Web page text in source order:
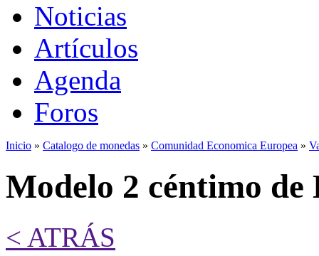
Noticias
Artículos
Agenda
Foros
Inicio » Catalogo de monedas » Comunidad Economica Europea »
Modelo 2 céntimo de
< ATRÁS